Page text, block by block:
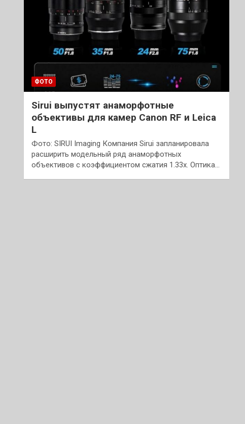
ФОТО
Sirui выпустят анаморфотные
объективы для камер Canon RF и Leica
L
Фото: SIRUI Imaging Компания Sirui запланировала
расширить модельный ряд анаморфотных
объективов с коэффициентом сжатия 1.33x. Оптика…